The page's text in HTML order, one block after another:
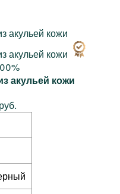
акульей кожи